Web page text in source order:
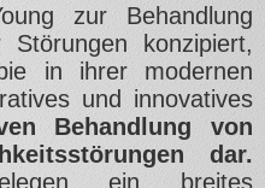
zur Behandlung
Störungen konzipiert,
in ihrer modernen
und innovatives
Behandlung von
dar.
ein breites